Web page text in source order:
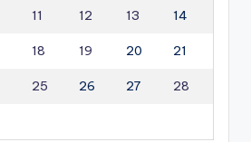
11 12 13 14
18 19 20 21
25 26 27 28